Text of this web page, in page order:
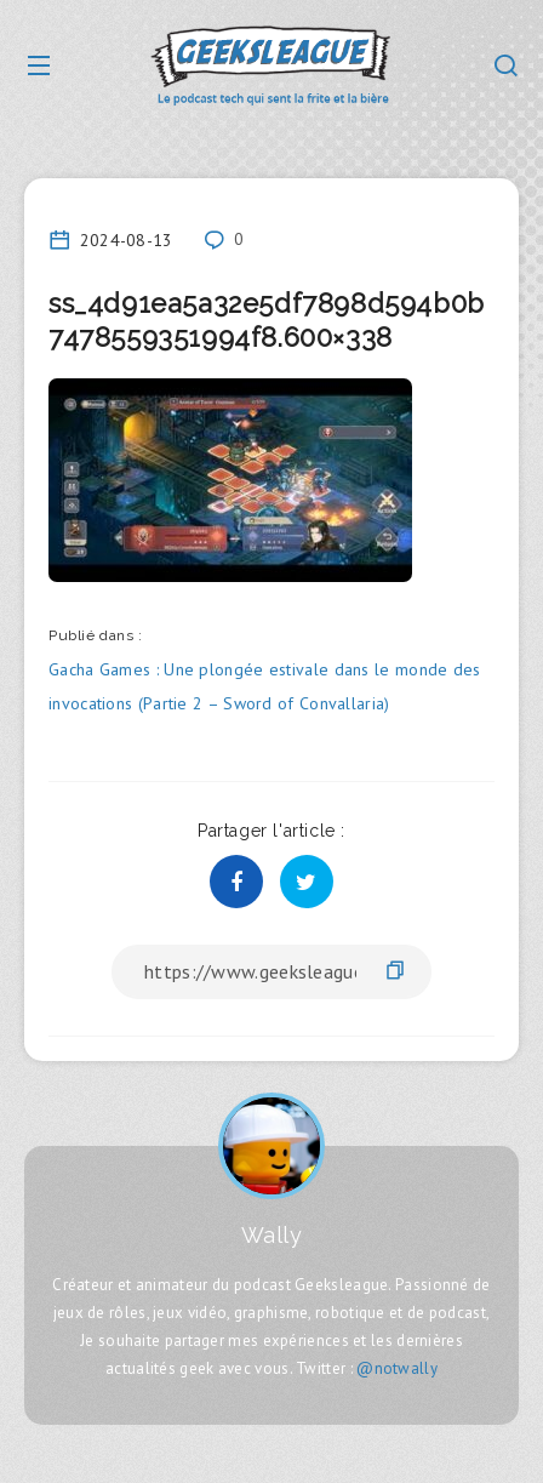
2024-08-13 0
ss_4d91ea5a32e5df7898d594b0b
7478559351994f8.600×338
Publié dans :
Navigation
de
Gacha Games : Une plongée estivale dans le monde des
invocations (Partie 2 – Sword of Convallaria)
Partager l'article :
Wally
Créateur et animateur du podcast Geeksleague. Passionné de
jeux de rôles, jeux vidéo, graphisme, robotique et de podcast,
Je souhaite partager mes expériences et les dernières
actualités geek avec vous. Twitter : @notwally